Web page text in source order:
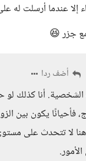
عندما أرسلت له
جزر 😆
أضف ردا
أنا كذلك
فأحيانًا يكون بين
هنا لا تتحدث على